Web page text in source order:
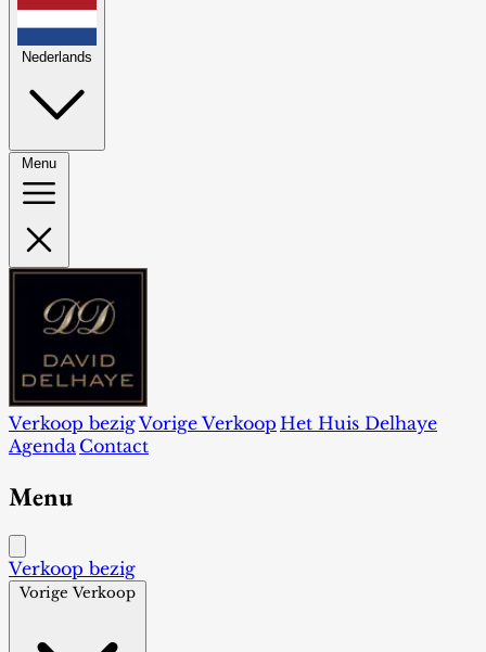
Nederlands
Menu
Verkoop bezigVorige Verkoop Het Huis Delhaye
Agenda Contact
Menu
Verkoop bezig
Vorige Verkoop